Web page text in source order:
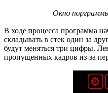
Окно
В ходе процесса программа
складывать в стек один за
будут меняться три цифры.
пропущенных кадров из-за